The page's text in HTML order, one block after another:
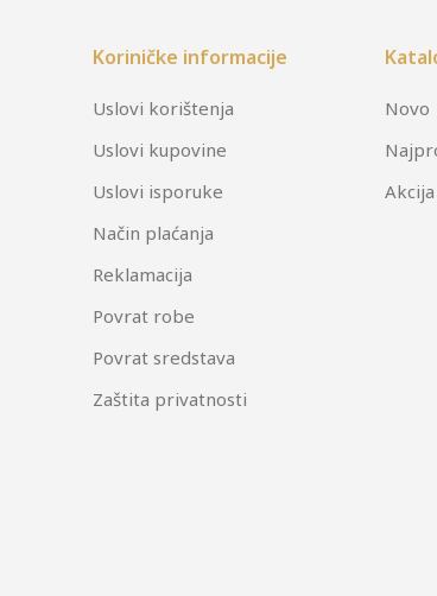
Koriničke informacije
Uslovi korištenja
Uslovi kupovine
Uslovi isporuke
Način plaćanja
Reklamacija
Povrat robe
Povrat sredstava
Zaštita privatnosti
Novo
Akcija